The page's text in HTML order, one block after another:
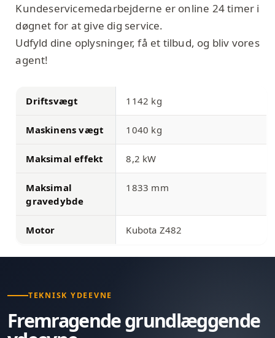
Kundeservicemedarbejderne er online 24 timer i
døgnet for at give dig service.
Udfyld dine oplysninger, få et tilbud, og bliv vores
agent!
Driftsvægt 1142 kg
Maskinens vægt 1040 kg
Maksimal effekt 8,2 kW
Maksimal
gravedybde
1833 mm
Motor Kubota Z482
TEKNISK YDEEVNE
Fremragende grundlæggende